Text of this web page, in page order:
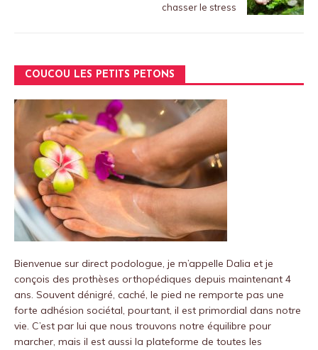
chasser le stress
COUCOU LES PETITS PETONS
Bienvenue sur direct podologue, je m’appelle Dalia et je
conçois des prothèses orthopédiques depuis maintenant 4
ans. Souvent dénigré, caché, le pied ne remporte pas une
forte adhésion sociétal, pourtant, il est primordial dans notre
vie. C’est par lui que nous trouvons notre équilibre pour
marcher, mais il est aussi la plateforme de toutes les